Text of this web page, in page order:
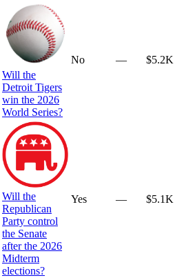
Will the
Detroit Tigers
win the 2026
World Series?
No — $5.2K
Will the
Republican
Party control
the Senate
after the 2026
Midterm
elections?
Yes — $5.1K